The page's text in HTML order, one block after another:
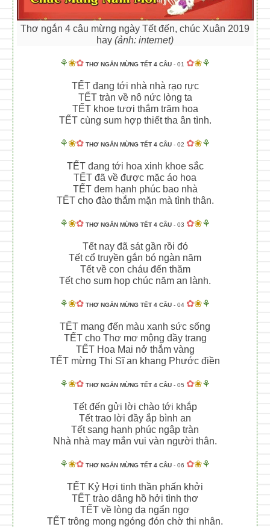
Thơ ngắn 4 câu mừng ngày Tết đến, chúc Xuân 2019
hay (ảnh: internet)
⚘❀✿ THƠ NGẮN MỪNG TẾT 4 CÂU - 01 ✿❀⚘
TẾT đang tới nhà nhà rạo rực
TẾT tràn về nô nức lòng ta
TẾT khoe tươi thắm trăm hoa
TẾT cùng sum hợp thiết tha ân tình.
⚘❀✿ THƠ NGẮN MỪNG TẾT 4 CÂU - 02 ✿❀⚘
TẾT đang tới hoa xinh khoe sắc
TẾT đã về được mặc áo hoa
TẾT đem hạnh phúc bao nhà
TẾT cho đào thắm mặn mà tình thân.
⚘❀✿ THƠ NGẮN MỪNG TẾT 4 CÂU - 03 ✿❀⚘
Tết nay đã sát gần rồi đó
Tết cổ truyền gắn bó ngàn năm
Tết về con cháu đến thăm
Tết cho sum họp chúc năm an lành.
⚘❀✿ THƠ NGẮN MỪNG TẾT 4 CÂU - 04 ✿❀⚘
TẾT mang đến màu xanh sức sống
TẾT cho Thơ mơ mộng đầy trang
TẾT Hoa Mai nở thắm vàng
TẾT mừng Thi Sĩ an khang Phước điền
⚘❀✿ THƠ NGẮN MỪNG TẾT 4 CÂU - 05 ✿❀⚘
Tết đến gửi lời chào tới khắp
Tết trao lời đầy ắp bình an
Tết sang hạnh phúc ngập tràn
Nhà nhà may mắn vui vàn người thân.
⚘❀✿ THƠ NGẮN MỪNG TẾT 4 CÂU - 06 ✿❀⚘
TẾT Kỷ Hợi tinh thần phấn khởi
TẾT trào dâng hồ hởi tình thơ
TẾT về lòng dạ ngẩn ngơ
TẾT trông mong ngóng đón chờ thi nhân.